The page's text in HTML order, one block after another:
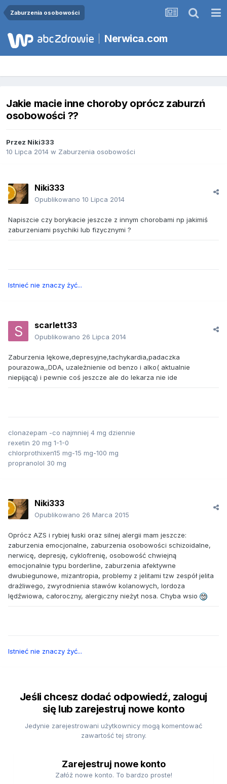
Zaburzenia osobowości
Nerwica.com
Jakie macie inne choroby oprócz zaburzń
osobowości ??
Przez Niki333
10 Lipca 2014 w Zaburzenia osobowości
Niki333
Opublikowano 10 Lipca 2014
Napiszcie czy borykacie jeszcze z innym chorobami np jakimiś
zaburzeniami psychiki lub fizycznymi ?
Istnieć nie znaczy żyć...
scarlett33
Opublikowano 26 Lipca 2014
Zaburzenia lękowe,depresyjne,tachykardia,padaczka
pourazowa,,DDA, uzależnienie od benzo i alko( aktualnie
niepijącą) i pewnie coś jeszcze ale do lekarza nie ide
clonazepam -co najmniej 4 mg dziennie
rexetin 20 mg 1-1-0
chlorprothixen15 mg-15 mg-100 mg
propranolol 30 mg
Niki333
Opublikowano 26 Marca 2015
Oprócz AZS i rybiej łuski oraz silnej alergii mam jeszcze:
zaburzenia emocjonalne, zaburzenia osobowości schizoidalne,
nerwicę, depresję, cyklofrenię, osobowość chwiejną
emocjonalnie typu borderline, zaburzenia afektywne
dwubiegunowe, mizantropia, problemy z jelitami tzw zespół jelita
drażliwego, zwyrodnienia stawów kolanowych, lordoza
lędźwiowa, całoroczny, alergiczny nieżyt nosa. Chyba wsio
Istnieć nie znaczy żyć...
Jeśli chcesz dodać odpowiedź, zaloguj
się lub zarejestruj nowe konto
Jedynie zarejestrowani użytkownicy mogą komentować
zawartość tej strony.
Zarejestruj nowe konto
Załóż nowe konto. To bardzo proste!